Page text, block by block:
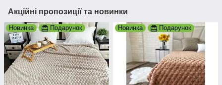
Акційні пропозиції та новинки
Новинка Подарунок Новинка Подарунок